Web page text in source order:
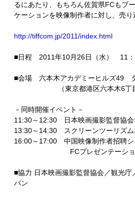
るにあたり、もちろん佐賀県FCもブ
ケーションを映像制作者に対し、売り
http://tiffcom.jp/2011/index.html
■日程 2011年10月26日（水） 11：
■会場 六本木アカデミーヒルズ49
（東京都港区六本木6丁目
－同時開催イベント－
11:30～12:30 日本映画撮影監督協
13:30～14:30 スクリーンツーリズム
16:00～17:00 中国映像制作者招聘シ
FCプレゼンテーショ
■協力 日本映画撮影監督協会／観光庁
パン